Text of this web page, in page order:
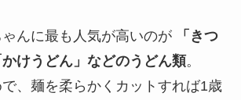
んに最も人気が高いのが
「きつ
けうどん」などのうどん類。
、麺を柔らかくカットすれば1歳